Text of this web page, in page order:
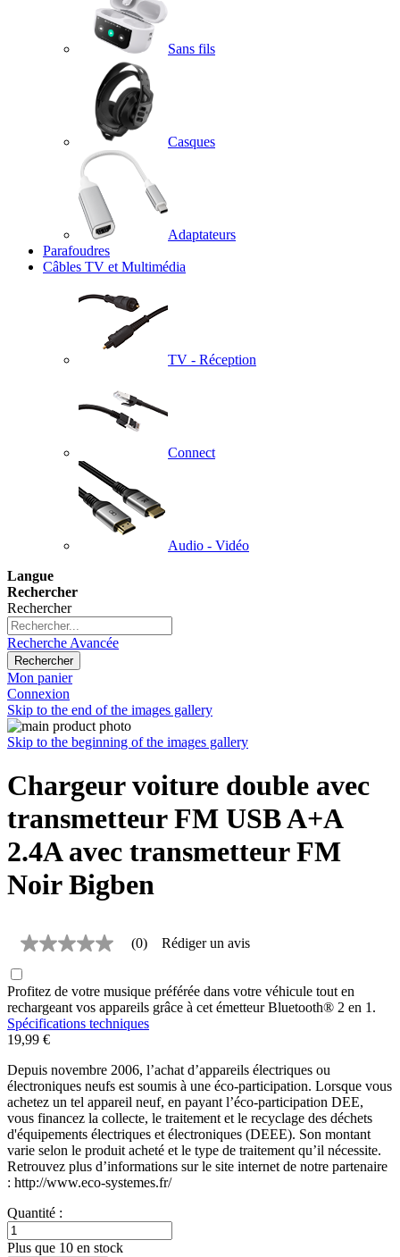
Sans fils
Casques
Adaptateurs
Parafoudres
Câbles TV et Multimédia
TV - Réception
Connect
Audio - Vidéo
Langue
Rechercher
Rechercher
Recherche Avancée
Rechercher
Mon panier
Connexion
Skip to the end of the images gallery
Skip to the beginning of the images gallery
Chargeur voiture double avec
transmetteur FM USB A+A
2.4A avec transmetteur FM
Noir Bigben
Aucune
de
notation
Lien
sur
la
même
page.
(0) Rédiger un avis
Profitez de votre musique préférée dans votre véhicule tout en
rechargeant vos appareils grâce à cet émetteur Bluetooth® 2 en 1.
Spécifications techniques
19,99 €
Depuis novembre 2006, l’achat d’appareils électriques ou
électroniques neufs est soumis à une éco-participation. Lorsque vous
achetez un tel appareil neuf, en payant l’éco-participation DEE,
vous financez la collecte, le traitement et le recyclage des déchets
d'équipements électriques et électroniques (DEEE). Son montant
varie selon le produit acheté et le type de traitement qu’il nécessite.
Retrouvez plus d’informations sur le site internet de notre partenaire
: http://www.eco-systemes.fr/
Quantité :
Plus que 10 en stock